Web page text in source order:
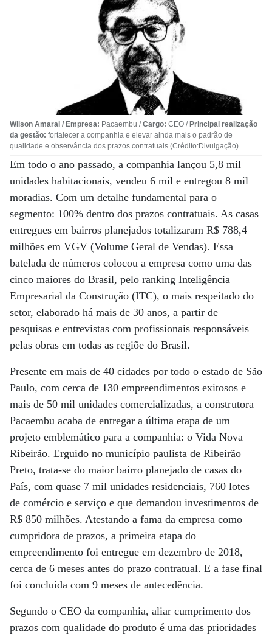
Wilson Amaral / Empresa: Pacaembu /Cargo: CEO /Principal realização
da gestão: fortalecer a companhia e elevar ainda mais o padrão de
qualidade e observância dos prazos contratuais (Crédito:Divulgação)
Em todo o ano passado, a companhia lançou 5,8 mil
unidades habitacionais, vendeu 6 mil e entregou 8 mil
moradias. Com um detalhe fundamental para o
segmento: 100% dentro dos prazos contratuais. As casas
entregues em bairros planejados totalizaram R$ 788,4
milhões em VGV (Volume Geral de Vendas). Essa
batelada de números colocou a empresa como uma das
cinco maiores do Brasil, pelo ranking Inteligência
Empresarial da Construção (ITC), o mais respeitado do
setor, elaborado há mais de 30 anos, a partir de
pesquisas e entrevistas com profissionais responsáveis
pelas obras em todas as regiõe do Brasil.
Presente em mais de 40 cidades por todo o estado de São
Paulo, com cerca de 130 empreendimentos exitosos e
mais de 50 mil unidades comercializadas, a construtora
Pacaembu acaba de entregar a última etapa de um
projeto emblemático para a companhia: o Vida Nova
Ribeirão. Erguido no município paulista de Ribeirão
Preto, trata-se do maior bairro planejado de casas do
País, com quase 7 mil unidades residenciais, 760 lotes
de comércio e serviço e que demandou investimentos de
R$ 850 milhões. Atestando a fama da empresa como
cumpridora de prazos, a primeira etapa do
empreendimento foi entregue em dezembro de 2018,
cerca de 6 meses antes do prazo contratual. E a fase final
foi concluída com 9 meses de antecedência.
Segundo o CEO da companhia, aliar cumprimento dos
prazos com qualidade do produto é uma das prioridades